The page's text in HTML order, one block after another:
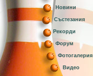
Новини
Състезания
Рекорди
Форум
Фотогалерия
Видео